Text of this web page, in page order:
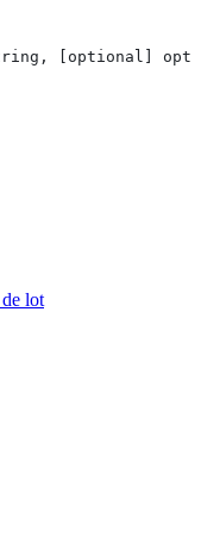
[optional]
lot